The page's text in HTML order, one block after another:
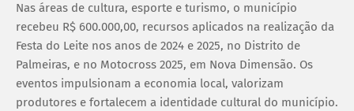
Nas áreas de cultura, esporte e turismo, o município
recebeu R$ 600.000,00, recursos aplicados na realização da
Festa do Leite nos anos de 2024 e 2025, no Distrito de
Palmeiras, e no Motocross 2025, em Nova Dimensão. Os
eventos impulsionam a economia local, valorizam
produtores e fortalecem a identidade cultural do município.